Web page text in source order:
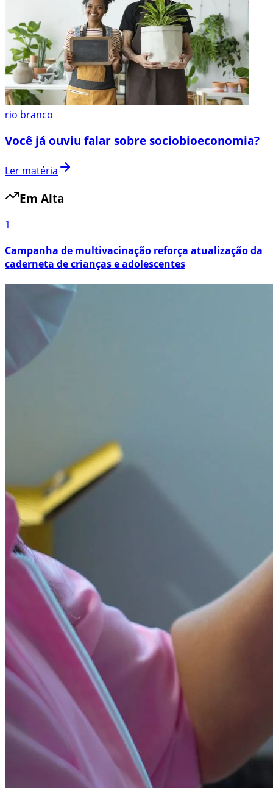
rio branco
Você já ouviu falar sobre sociobioeconomia?
Ler matéria
Em Alta
1
Campanha de multivacinação reforça atualização da
caderneta de crianças e adolescentes